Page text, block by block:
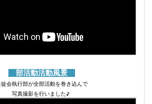
部活動活動風景
会執行部が全部活動を巻き込んで
写真撮影を行いました♪